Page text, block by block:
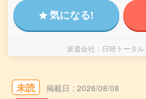
気になる!
派遣会社 日研トータ
未読 掲載日 2026/08/08